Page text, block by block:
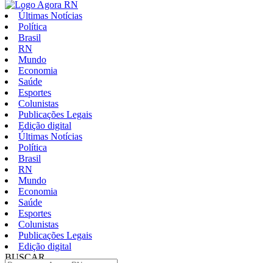
Últimas Notícias
Política
Brasil
RN
Mundo
Economia
Saúde
Esportes
Colunistas
Publicações Legais
Edição digital
Últimas Notícias
Política
Brasil
RN
Mundo
Economia
Saúde
Esportes
Colunistas
Publicações Legais
Edição digital
BUSCAR